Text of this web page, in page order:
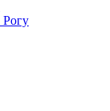
Рогу